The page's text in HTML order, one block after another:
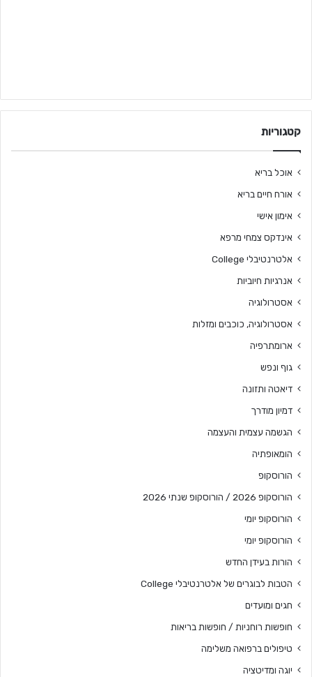
קטגוריות
אוכל בריא
אורח חיים בריא
אימון אישי
אינדקס צמחי מרפא
אלטרנטיבלי College
אנרגיות חיוביות
אסטרולוגיה
אסטרולוגיה, כוכבים ומזלות
ארומתרפיה
גוף ונפש
דיאטה ותזונה
דמיון מודרך
הגשמה עצמית והעצמה
הומאופתיה
הורוסקופ
הורוסקופ 2026 / הורוסקופ שנתי 2026
הורוסקופ יומי
הורוסקופ יומי
הורות בעידן החדש
הטבות לבוגרים של אלטרנטיבלי College
חגים ומועדים
חופשות רוחניות / חופשות בריאות
טיפולים ברפואה משלימה
יוגה ומדיטציה